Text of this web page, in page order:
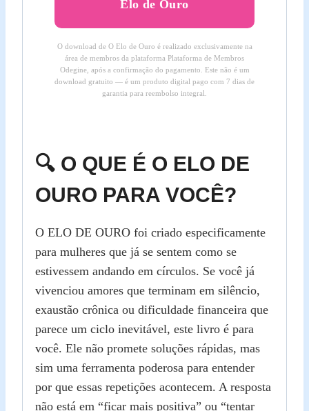
Elo de Ouro
O download de O Elo de Ouro é realizado exclusivamente na
área de membros da plataforma Plataforma de Membros
Odegine, após a confirmação do pagamento. Este não é um
download gratuito — é um produto digital pago com 7 dias de
garantia para reembolso integral.
🔍 O QUE É O ELO DE
OURO PARA VOCÊ?
O ELO DE OURO foi criado especificamente
para mulheres que já se sentem como se
estivessem andando em círculos. Se você já
vivenciou amores que terminam em silêncio,
exaustão crônica ou dificuldade financeira que
parece um ciclo inevitável, este livro é para
você. Ele não promete soluções rápidas, mas
sim uma ferramenta poderosa para entender
por que essas repetições acontecem. A resposta
não está em “ficar mais positiva” ou “tentar